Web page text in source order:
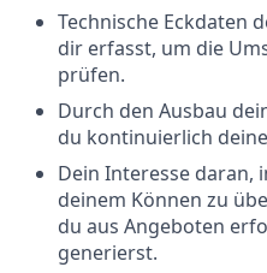
Technische Eckdaten
dir erfasst, um die
prüfen.
Durch den Ausbau
du kontinuierlich
Dein Interesse daran,
deinem Können zu
du aus Angeboten
generierst.